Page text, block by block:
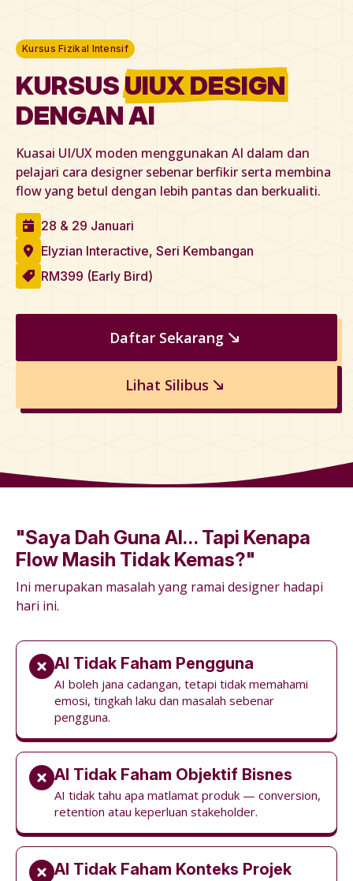
Kursus Fizikal Intensif
KURSUSUIUX DESIGN
DENGAN AI
Kuasai UI/UX moden menggunakan AI dalam dan
pelajari cara designer sebenar berfikir serta membina
flow yang betul dengan lebih pantas dan berkualiti.
28 & 29 Januari
Elyzian Interactive, Seri Kembangan
RM399 (Early Bird)
Daftar Sekarang
Lihat Silibus
"Saya Dah Guna AI… Tapi Kenapa
Flow Masih Tidak Kemas?"
Ini merupakan masalah yang ramai designer hadapi
hari ini.
AI Tidak Faham Pengguna
AI boleh jana cadangan, tetapi tidak memahami
emosi, tingkah laku dan masalah sebenar
pengguna.
AI Tidak Faham Objektif Bisnes
AI tidak tahu apa matlamat produk — conversion,
retention atau keperluan stakeholder.
AI Tidak Faham Konteks Projek